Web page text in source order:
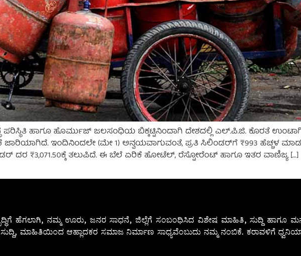
ಹಾಗೂ ಹೊರ್ಮುಜ್ ಜಲಸಂಧಿಯ ಬಿಕ್ಕಟ್ಟಿನಿಂದಾಗಿ ದೇಶದಲ್ಲಿ ಎಲ್.ಪಿ.ಜಿ. ಕೊರತೆ
ಇಂದಿನಿಂದಲೇ (ಮೇ 1) ಅನ್ವಯವಾಗುವಂತೆ, ಪ್ರತಿ ಸಿಲಿಂಡರ್‌ಗೆ ₹993 ಹೆಚ್ಚಳ
₹3,071.50ಕ್ಕೆ ತಲುಪಿದೆ. ಈ ಬೆಲೆ ಏರಿಕೆ ಹೋಟೆಲ್‌, ರೆಸ್ಟೋರೆಂಟ್ ಹಾಗೂ ಇತರ ವಾಣಿಜ್ಯ […]
ಹೆಗಲಾಗಿ, ನಮ್ಮ ಊರು, ಜನರ ಸಾಧನೆ, ಜಿಲ್ಲೆಗೆ ಸಂಬಂಧಿಸಿದ ವಿಶೇಷ ಮಾಹಿತಿ, ಸುದ್ದಿ ಹಾಗೂ
ಮಾಹಿತಿಯಿಂದ ಆಹ್ಲಾದಕರ ಸಮಾಜ ನಿರ್ಮಾಣ ಸಾಧ್ಯವೆಂಬುದು ನಮ್ಮ ನಂಬಿಕೆ. ಕರಾವಳಿಗೆ